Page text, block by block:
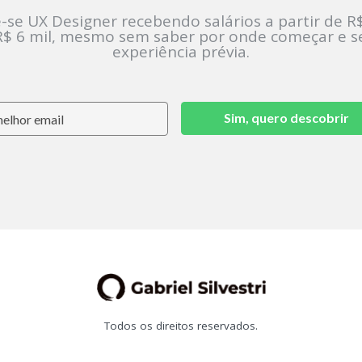
se UX Designer recebendo salários a partir de
6 mil, mesmo sem saber por onde começar e
experiência prévia.
Sim, quero descobrir
Todos os direitos reservados.